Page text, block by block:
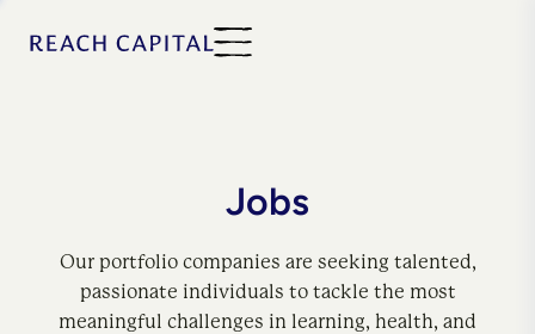
Jobs
Our portfolio companies are seeking talented,
passionate individuals to tackle the most
meaningful challenges in learning, health, and